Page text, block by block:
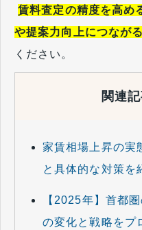
​​​​​​​賃料査定の精度を高め
や提案力向上につながる
ください。
関連
家賃相場上昇の実
と具体的な対策を
【2025年】首都
の変化と戦略をプ